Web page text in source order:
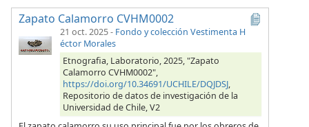
Zapato Calamorro CVHM0002
21 oct. 2025- Fondo y colección Vestimenta H
éctor Morales
Etnografia, Laboratorio, 2025, "Zapato
Calamorro CVHM0002",
https://doi.org/10.34691/UCHILE/DQJDSJ,
Repositorio de datos de investigación de la
Universidad de Chile, V2